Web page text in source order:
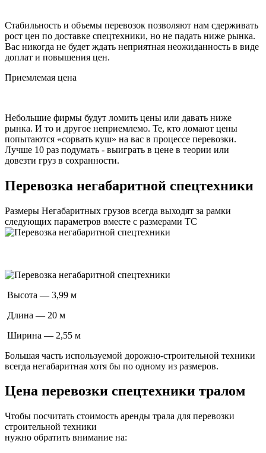
Стабильность и объемы перевозок позволяют нам сдерживать
рост цен по доставке спецтехники, но не падать ниже рынка.
Вас никогда не будет ждать неприятная неожиданность в виде
доплат и повышения цен.
Приемлемая цена
Небольшие фирмы будут ломить цены или давать ниже
рынка. И то и другое неприемлемо. Те, кто ломают цены
попытаются «сорвать куш» на вас в процессе перевозки.
Лучше 10 раз подумать - выиграть в цене в теории или
довезти груз в сохранности.
Перевозка негабаритной спецтехники
Размеры Негабаритных грузов всегда выходят за рамки
следующих параметров вместе с размерами ТС
Высота — 3,99 м
Длина — 20 м
Ширина — 2,55 м
Большая часть используемой дорожно-строительной техники
всегда негабаритная хотя бы по одному из размеров.
Цена перевозки спецтехники тралом
Чтобы посчитать стоимость аренды трала для перевозки
строительной техники
нужно обратить внимание на: